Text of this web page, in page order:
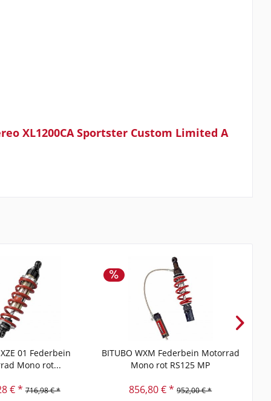
XL1200CA Sportster Custom Limited A
01 Federbein
Mono rot...
€ * 716,98 € *
BITUBO WXM Federbein Motorrad
Mono rot RS125 MP
856,80 € * 952,00 € *